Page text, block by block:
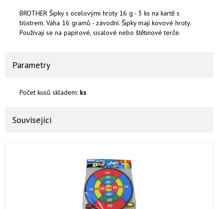
BROTHER Šipky s ocelovými hroty 16 g - 3 ks na kartě s
blistrem. Váha 16 gramů - závodní. Šipky mají kovové hroty.
Používají se na papírové, sisalové nebo štětinové terče.
Parametry
Počet kusů skladem: ks
Související